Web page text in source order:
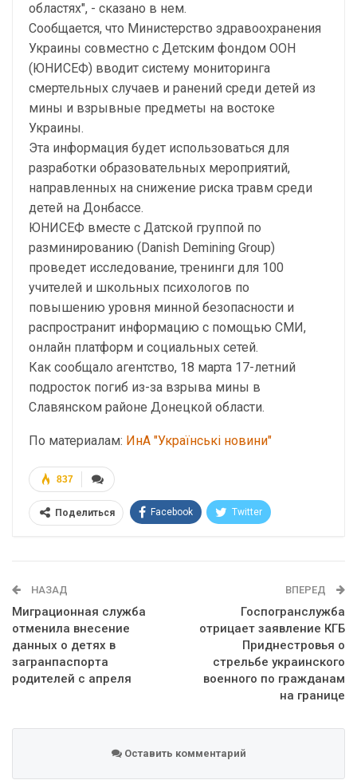
областях", - сказано в нем.
Сообщается, что Министерство здравоохранения
Украины совместно с Детским фондом ООН
(ЮНИСЕФ) вводит систему мониторинга
смертельных случаев и ранений среди детей из
мины и взрывные предметы на востоке
Украины.
Эта информация будет использоваться для
разработки образовательных мероприятий,
направленных на снижение риска травм среди
детей на Донбассе.
ЮНИСЕФ вместе с Датской группой по
разминированию (Danish Demining Group)
проведет исследование, тренинги для 100
учителей и школьных психологов по
повышению уровня минной безопасности и
распространит информацию с помощью СМИ,
онлайн платформ и социальных сетей.
Как сообщало агентство, 18 марта 17-летний
подросток погиб из-за взрыва мины в
Славянском районе Донецкой области.
По материалам: ИнА "Українські новини"
837
Поделиться Facebook Twitter
НАЗАД
Миграционная служба
отменила внесение
данных о детях в
загранпаспорта
родителей с апреля
ВПЕРЕД
Госпогранслужба
отрицает заявление КГБ
Приднестровья о
стрельбе украинского
военного по гражданам
на границе
Оставить комментарий